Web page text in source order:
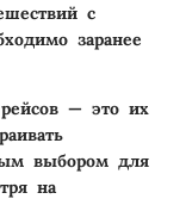
с
заранее
рейсов — это их
выбором для
на